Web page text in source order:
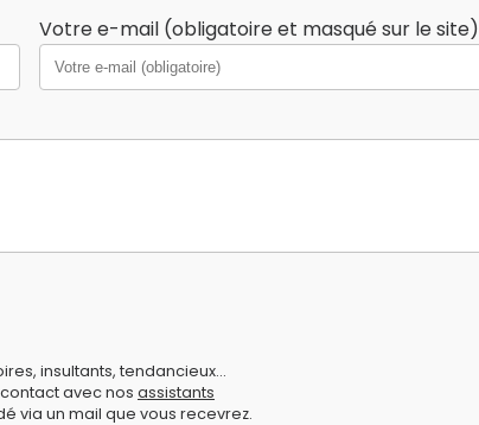
Votre e-mail (obligatoire et masqué sur le site)
insultants, tendancieux...
avec nos assistants
via un mail que vous recevrez.